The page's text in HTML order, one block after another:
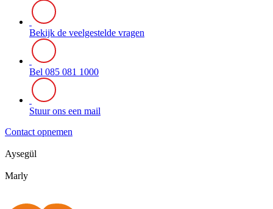
Bekijk de veelgestelde vragen
Bel 085 081 1000
Stuur ons een mail
Contact opnemen
Aysegül
Marly